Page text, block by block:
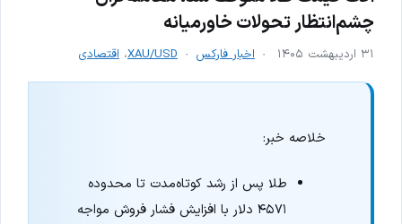
چشم‌انتظار تحولات خاورمیانه
۳۱ اردیبهشت ۱۴۰۵ اخبار فارکس XAU/USD، اقتصادی
خلاصه خبر:
طلا پس از رشد کوتاه‌مدت تا محدوده
۴۵۷۱ دلار با افزایش فشار فروش مواجه